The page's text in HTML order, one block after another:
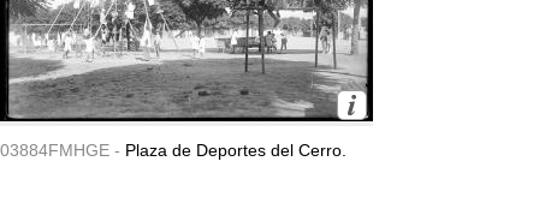
03884FMHGE - Plaza de Deportes del Cerro.